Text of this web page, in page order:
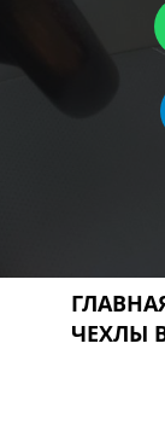
ЧЕХЛЫ